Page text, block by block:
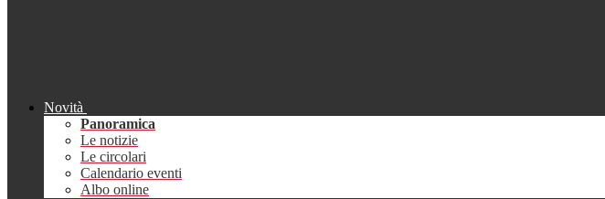
Novità
Panoramica
Le notizie
Le circolari
Calendario eventi
Albo online